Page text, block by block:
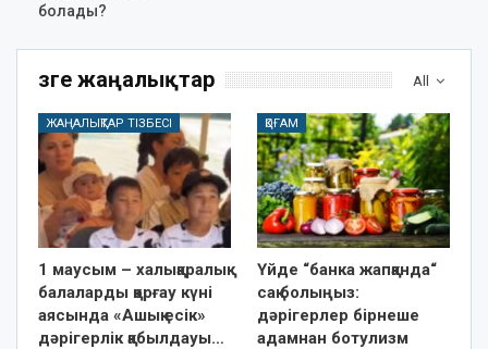
болады?
All
Өзге жаңалықтар
ЖАҢАЛЫҚТАР ТІЗБЕСІ
1 маусым – халықаралық
балаларды қорғау күні
аясында «Ашық есік»
дәрігерлік қабылдауы…
ҚОҒАМ
Үйде “банка жапқанда“
сақ болыңыз:
дәрігерлер бірнеше
адамнан ботулизм